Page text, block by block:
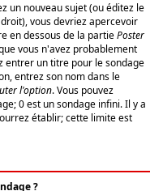
un nouveau sujet (ou éditez le
vous devriez apercevoir
en dessous de la partiePoster
vous n'avez probablement
entrer un titre pour le sondage
entrez son nom dans le
l'option. Vous pouvez
0 est un sondage infini. Il y a
établir; cette limite est
?